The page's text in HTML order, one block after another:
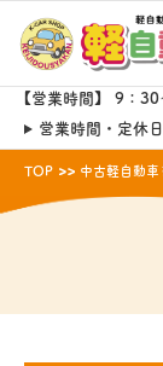
【営業時間】 9：
営業時間・定休日
TOP 中古軽自動車